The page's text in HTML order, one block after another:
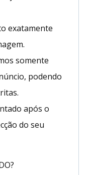
exatamente
somente
podendo
após o
do seu